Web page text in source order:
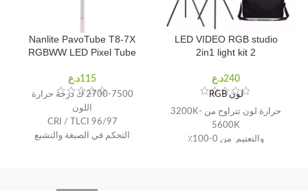
LED VIDEO RGB studio
2in1 light kit 2
لون RGB
حرارة لون تتراوح من 3200K-
5600K
والتعتيم من 0-100٪
Nanlite PavoTube T8-7X
RGBWW LED Pixel Tube
2700-7500 ك درجة حرارة
اللون
96/97 CRI / TLCI
التحكم في الصبغة والتشبع